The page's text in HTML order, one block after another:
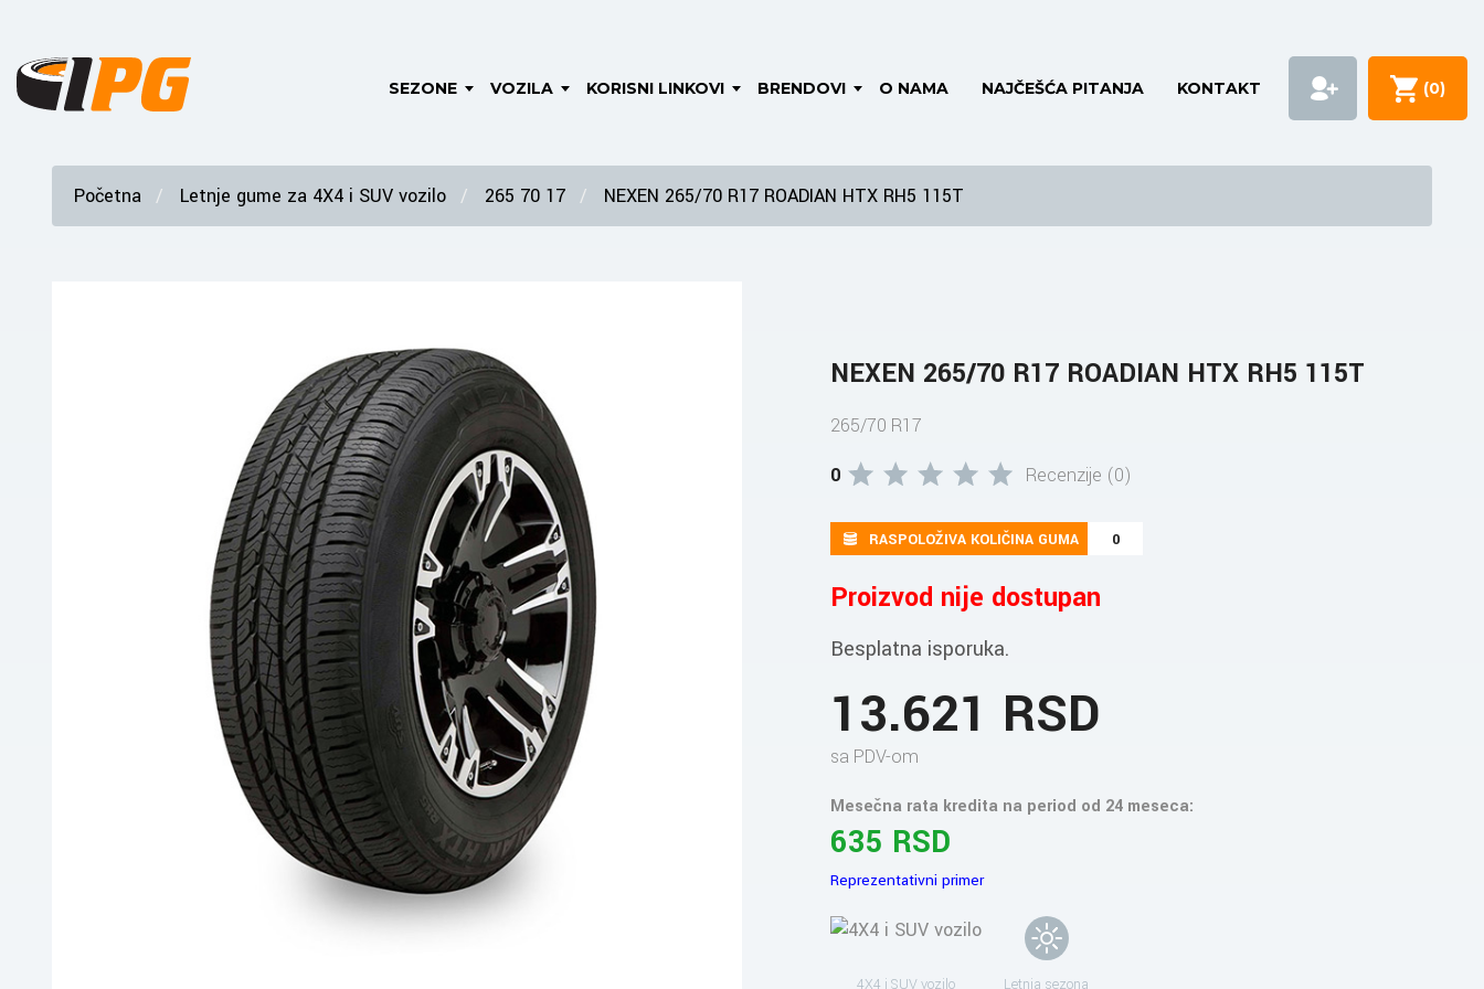
SEZONE VOZILA KORISNI LINKOVI BRENDOVI O NAMA NAJČEŠĆA PITANJA KONTAKT (0)
Početna Letnje gume za 4X4 i SUV vozilo 265 70 17 NEXEN 265/70 R17 ROADIAN HTX RH5 115T
NEXEN 265/70 R17 ROADIAN HTX RH5 115T
265/70 R17
0
Recenzije (0)
RASPOLOŽIVA KOLIČINA GUMA 0
Proizvod nije dostupan
Besplatna isporuka.
13.621 RSD
sa PDV-om
Mesečna rata kredita na period od 24 meseca:
635 RSD
Reprezentativni primer
4X4 i SUV vozilo Letnja sezona